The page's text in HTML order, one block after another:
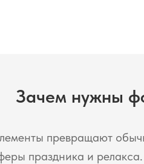
Зачем нужны
превращают
праздника и релакса.